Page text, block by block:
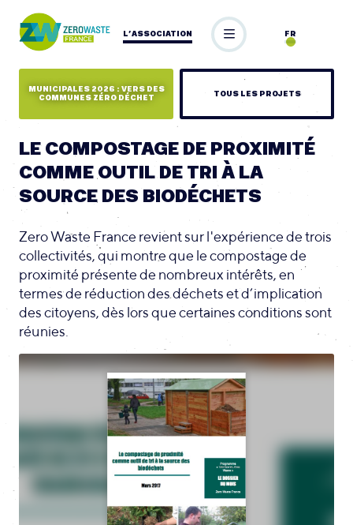
L’ASSOCIATION FR
MUNICIPALES 2026 : VERS DES
COMMUNES ZÉRO DÉCHET
TOUS LES PROJETS
LE COMPOSTAGE DE PROXIMITÉ
COMME OUTIL DE TRI À LA
SOURCE DES BIODÉCHETS
Zero Waste France revient sur l'expérience de trois
collectivités, qui montre que le compostage de
proximité présente de nombreux intérêts, en
termes de réduction des déchets et d’implication
des citoyens, dès lors que certaines conditions sont
réunies.